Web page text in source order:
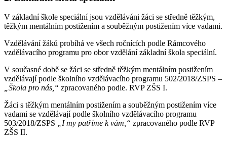
V základní škole speciální jsou vzděláváni žáci se středně těžkým,
těžkým mentálním postižením a souběžným postižením více vadami.
Vzdělávání žáků probíhá ve všech ročnících podle Rámcového
vzdělávacího programu pro obor vzdělání základní škola speciální.
V současné době se žáci se středně těžkým mentálním postižením
vzdělávají podle školního vzdělávacího programu 502/2018/ZSPS –
„Škola pro nás,“ zpracovaného podle. RVP ZŠS I.
Žáci s těžkým mentálním postižením a souběžným postižením více
vadami se vzdělávají podle školního vzdělávacího programu
503/2018/ZSPS
„I my patříme k vám,“ zpracovaného podle RVP
ZŠS II.